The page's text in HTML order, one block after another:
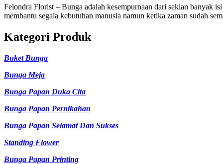
Felondra Florist – Bunga adalah kesempurnaan dari sekian banyak isi tanaman di bumi ini dan bunga memang sudah di kenal selalu
membantu segala kebutuhan manusia namun ketika zaman sudah
Kategori Produk
Buket Bunga
Bunga Meja
Bunga Papan Duka Cita
Bunga Papan Pernikahan
Bunga Papan Selamat Dan Sukses
Standing Flower
Bunga Papan Printing